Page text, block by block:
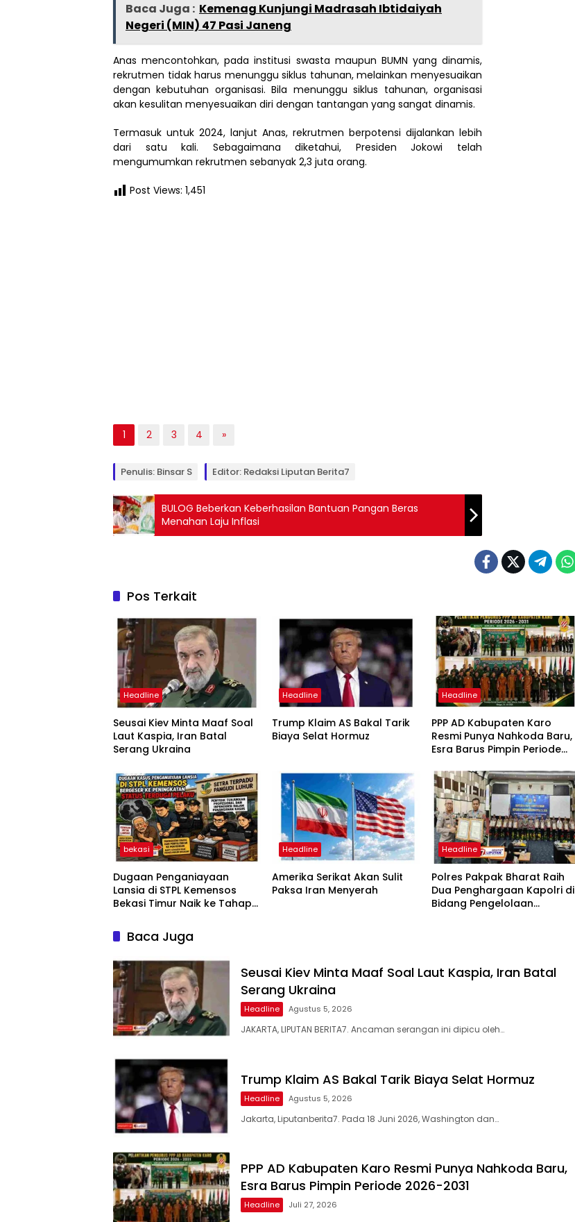
Baca Juga : Kemenag Kunjungi Madrasah Ibtidaiyah
Negeri (MIN) 47 Pasi Janeng
Anas mencontohkan, pada institusi swasta maupun BUMN yang dinamis,
rekrutmen tidak harus menunggu siklus tahunan, melainkan menyesuaikan
dengan kebutuhan organisasi. Bila menunggu siklus tahunan, organisasi
akan kesulitan menyesuaikan diri dengan tantangan yang sangat dinamis.
Termasuk untuk 2024, lanjut Anas, rekrutmen berpotensi dijalankan lebih
dari satu kali. Sebagaimana diketahui, Presiden Jokowi telah
mengumumkan rekrutmen sebanyak 2,3 juta orang.
Post Views: 1,451
1 2 3 4 »
Penulis: Binsar S Editor: Redaksi Liputan Berita7
BULOG Beberkan Keberhasilan Bantuan Pangan Beras
Menahan Laju Inflasi
Pos Terkait
Headline
Seusai Kiev Minta Maaf Soal
Laut Kaspia, Iran Batal
Serang Ukraina
Headline
Trump Klaim AS Bakal Tarik
Biaya Selat Hormuz
Headline
PPP AD Kabupaten Karo
Resmi Punya Nahkoda Baru,
Esra Barus Pimpin Periode
bekasi
Dugaan Penganiayaan
Lansia di STPL Kemensos
Bekasi Timur Naik ke Tahap
Minta Proses Transparan
dan Bebas Intervensi
Headline
Amerika Serikat Akan Sulit
Paksa Iran Menyerah
Headline
Polres Pakpak Bharat Raih
Dua Penghargaan Kapolri di
Bidang Pengelolaan
Baca Juga
Seusai Kiev Minta Maaf Soal Laut Kaspia, Iran Batal
Serang Ukraina
Headline Agustus 5, 2026
JAKARTA, LIPUTAN BERITA7. Ancaman serangan ini dipicu oleh…
Trump Klaim AS Bakal Tarik Biaya Selat Hormuz
Headline Agustus 5, 2026
Jakarta, Liputanberita7. Pada 18 Juni 2026, Washington dan…
PPP AD Kabupaten Karo Resmi Punya Nahkoda Baru,
Esra Barus Pimpin Periode 2026-2031
Headline Juli 27, 2026